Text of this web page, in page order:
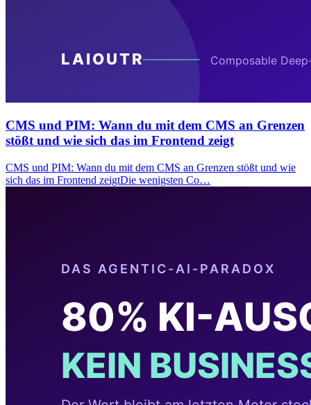
CMS und PIM: Wann du mit dem CMS an Grenzen
stößt und wie sich das im Frontend zeigt
CMS und PIM: Wann du mit dem CMS an Grenzen stößt und wie
sich das im Frontend zeigtDie wenigsten Co…